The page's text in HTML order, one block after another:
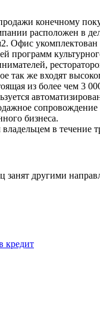
конечному
расположен в
Офис
программ
так же входят
из более чем 3
сопровождение
бизнеса.
в течение
занят другими
кредит